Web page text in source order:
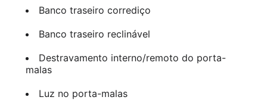
Banco traseiro corrediço
Banco traseiro reclinável
Destravamento interno/remoto do porta-
malas
Luz no porta-malas